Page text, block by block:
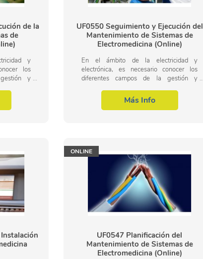
de la
de
y
los
y
de
UF0550 Seguimiento y Ejecución del
Mantenimiento de Sistemas de
Electromedicina (Online)
En el ámbito de la electricidad y
electrónica, es necesario conocer los
diferentes campos de la gestión y
mantenimiento de sistemas de
electromedicina, dentro del...
Más Info
ONLINE
UF0547 Planificación del
Mantenimiento de Sistemas de
Electromedicina (Online)